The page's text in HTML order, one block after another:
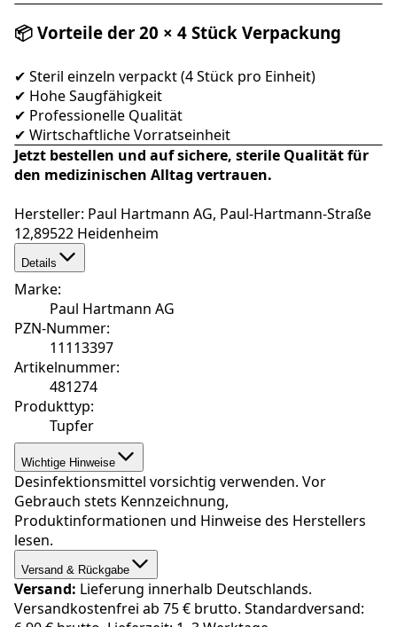
📦 Vorteile der 20 × 4 Stück Verpackung
✔ Steril einzeln verpackt (4 Stück pro Einheit)
✔ Hohe Saugfähigkeit
✔ Professionelle Qualität
✔ Wirtschaftliche Vorratseinheit
Jetzt bestellen und auf sichere, sterile Qualität für
den medizinischen Alltag vertrauen.
Hersteller: Paul Hartmann AG, Paul-Hartmann-Straße
12,89522 Heidenheim
Details
Marke:
Paul Hartmann AG
PZN-Nummer:
11113397
Artikelnummer:
481274
Produkttyp:
Tupfer
Wichtige Hinweise
Desinfektionsmittel vorsichtig verwenden. Vor
Gebrauch stets Kennzeichnung,
Produktinformationen und Hinweise des Herstellers
lesen.
Versand & Rückgabe
Versand: Lieferung innerhalb Deutschlands.
Versandkostenfrei ab 75 € brutto. Standardversand: